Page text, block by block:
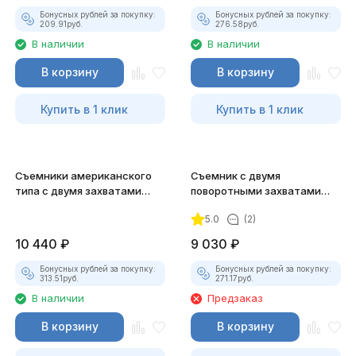
Бонусных рублей за покупку:
209.91руб.
В наличии
В корзину
Купить в 1 клик
Бонусных рублей за покупку:
276.58руб.
В наличии
В корзину
Купить в 1 клик
Съемники американского
типа с двумя захватами
10 440 ₽
Бонусных рублей за покупку:
313.51руб.
В наличии
В корзину
Съемник с двумя
поворотными захватами
5.0 (2)
9 030 ₽
Бонусных рублей за покупку:
271.17руб.
Предзаказ
В корзину